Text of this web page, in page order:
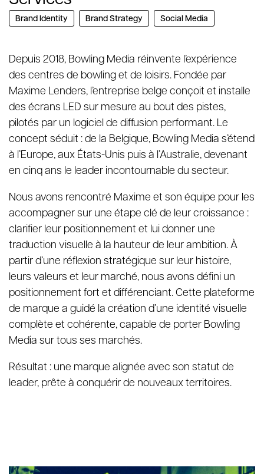
Brand Identity Brand Strategy Social Media
Depuis 2018, Bowling Media réinvente l’expérience
des centres de bowling et de loisirs. Fondée par
Maxime Lenders, l’entreprise belge conçoit et installe
des écrans LED sur mesure au bout des pistes,
pilotés par un logiciel de diffusion performant. Le
concept séduit : de la Belgique, Bowling Media s’étend
à l’Europe, aux États-Unis puis à l’Australie, devenant
en cinq ans le leader incontournable du secteur.
Nous avons rencontré Maxime et son équipe pour les
accompagner sur une étape clé de leur croissance :
clarifier leur positionnement et lui donner une
traduction visuelle à la hauteur de leur ambition. À
partir d’une réflexion stratégique sur leur histoire,
leurs valeurs et leur marché, nous avons défini un
positionnement fort et différenciant. Cette plateforme
de marque a guidé la création d’une identité visuelle
complète et cohérente, capable de porter Bowling
Media sur tous ses marchés.
Résultat : une marque alignée avec son statut de
leader, prête à conquérir de nouveaux territoires.